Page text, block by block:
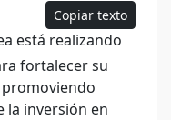
Copiar texto
está realizando
fortalecer su
la inversión en